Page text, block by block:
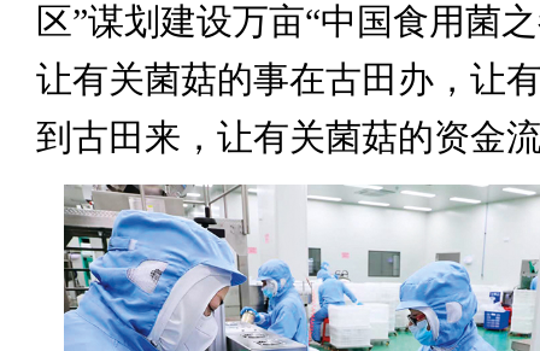
区”谋划建设万亩“中国食用菌
让有关菌菇的事在古田办，让
到古田来，让有关菌菇的资金